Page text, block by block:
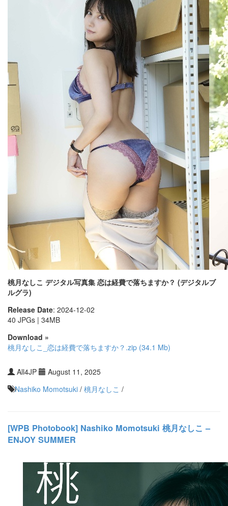
桃月なしこ デジタル写真集 恋は経費で落ちますか？ (デジタルブ
ルグラ)
Release Date: 2024-12-02
40 JPGs | 34MB
Download »
桃月なしこ_恋は経費で落ちますか？.zip (34.1 Mb)
All4JP
August 11, 2025
Nashiko Momotsuki / 桃月なしこ /
[WPB Photobook] Nashiko Momotsuki 桃月なしこ –
ENJOY SUMMER